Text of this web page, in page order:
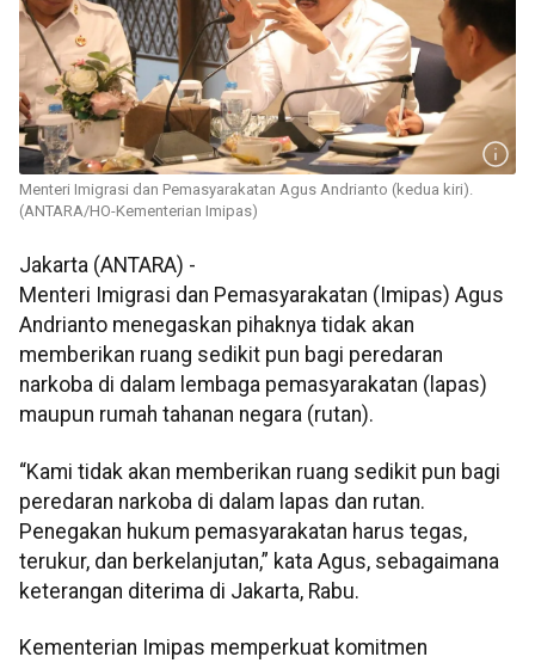
Menteri Imigrasi dan Pemasyarakatan Agus Andrianto (kedua kiri).
(ANTARA/HO-Kementerian Imipas)
Jakarta (ANTARA) -
Menteri Imigrasi dan Pemasyarakatan (Imipas) Agus
Andrianto menegaskan pihaknya tidak akan
memberikan ruang sedikit pun bagi peredaran
narkoba di dalam lembaga pemasyarakatan (lapas)
maupun rumah tahanan negara (rutan).
“Kami tidak akan memberikan ruang sedikit pun bagi
peredaran narkoba di dalam lapas dan rutan.
Penegakan hukum pemasyarakatan harus tegas,
terukur, dan berkelanjutan,” kata Agus, sebagaimana
keterangan diterima di Jakarta, Rabu.
Kementerian Imipas memperkuat komitmen